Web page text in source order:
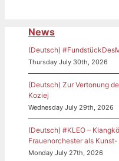
News
(Deutsch)
Thursday July 30th, 2026
(Deutsch) Zur Vertonung
Koziej
Wednesday July 29th, 2026
(Deutsch) #KLEO –
Frauenorchester als
Monday July 27th, 2026